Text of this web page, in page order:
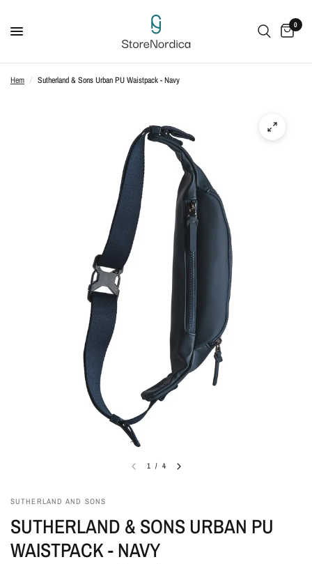
0
Hem / Sutherland & Sons Urban PU Waistpack - Navy
1 / 4
SUTHERLAND AND SONS
SUTHERLAND & SONS URBAN PU
WAISTPACK - NAVY